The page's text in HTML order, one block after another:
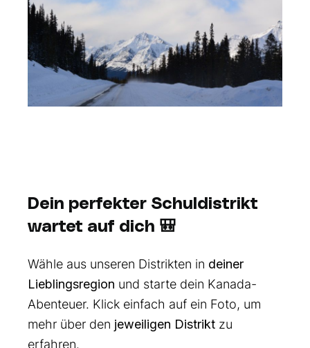
Dein perfekter Schuldistrikt
wartet auf dich 🎒
Wähle aus unseren Distrikten in deiner
Lieblingsregion und starte dein Kanada-
Abenteuer. Klick einfach auf ein Foto, um
mehr über den jeweiligen Distrikt zu
erfahren.